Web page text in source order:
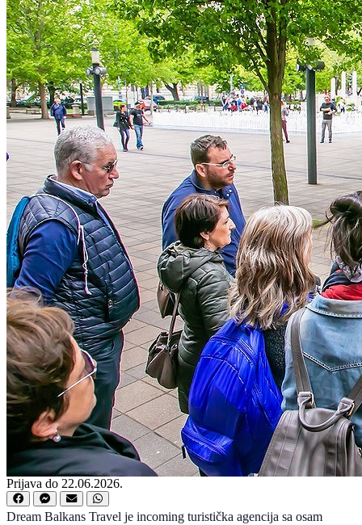
Prijava do 22.06.2026.
Dream Balkans Travel je incoming turistička agencija sa osam